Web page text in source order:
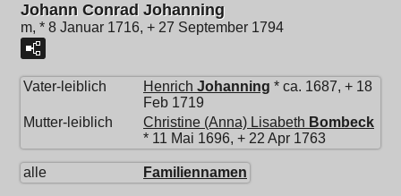
Johann Conrad Johanning
m, * 8 Januar 1716, + 27 September 1794
Vater-leiblich Henrich Johanning * ca. 1687, + 18
Feb 1719
Mutter-leiblich
Christine (Anna) Lisabeth Bombeck
* 11 Mai 1696, + 22 Apr 1763
alle Familiennamen